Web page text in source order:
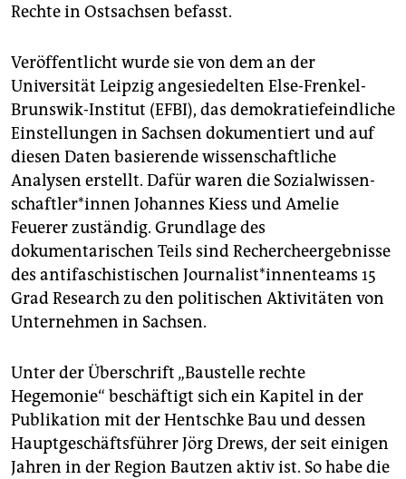
Rechte in Ostsachsen befasst.
Veröffentlicht wurde sie von dem an der
Universität Leipzig angesiedelten Else-Frenkel-
Brunswik-Institut (EFBI), das demokratiefeindliche
Einstellungen in Sachsen dokumentiert und auf
diesen Daten basierende wissenschaftliche
Analysen erstellt. Dafür waren die So­zi­al­wis­sen­
schaft­le­r*in­nen Johannes Kiess und Amelie
Feuerer zuständig. Grundlage des
dokumentarischen Teils sind Rechercheergebnisse
des antifaschistischen Jour­na­lis­t*in­nen­teams 15
Grad Research zu den politischen Aktivitäten von
Unternehmen in Sachsen.
Unter der Überschrift „Baustelle rechte
Hegemonie“ beschäftigt sich ein Kapitel in der
Publikation mit der Hentschke Bau und dessen
Hauptgeschäftsführer Jörg Drews, der seit einigen
Jahren in der Region Bautzen aktiv ist. So habe die